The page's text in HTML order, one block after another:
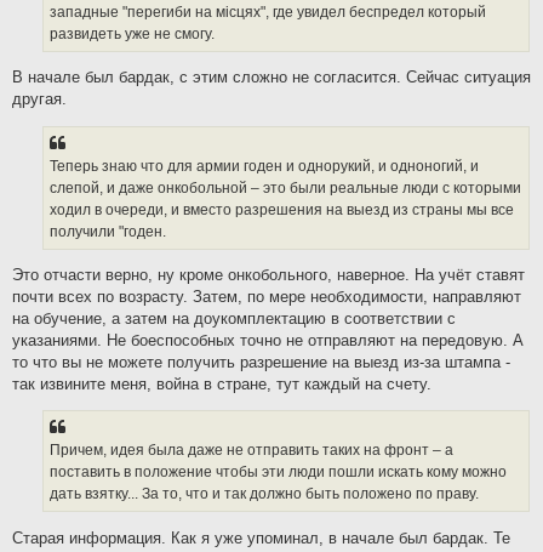
западные "перегиби на мiсцях", где увидел беспредел который
развидеть уже не смогу.
В начале был бардак, с этим сложно не согласится. Сейчас ситуация
другая.
Теперь знаю что для армии годен и однорукий, и одноногий, и
слепой, и даже онкобольной – это были реальные люди с которыми
ходил в очереди, и вместо разрешения на выезд из страны мы все
получили "годен.
Это отчасти верно, ну кроме онкобольного, наверное. На учёт ставят
почти всех по возрасту. Затем, по мере необходимости, направляют
на обучение, а затем на доукомплектацию в соответствии с
указаниями. Не боеспособных точно не отправляют на передовую. А
то что вы не можете получить разрешение на выезд из-за штампа -
так извините меня, война в стране, тут каждый на счету.
Причем, идея была даже не отправить таких на фронт – а
поставить в положение чтобы эти люди пошли искать кому можно
дать взятку... За то, что и так должно быть положено по праву.
Старая информация. Как я уже упоминал, в начале был бардак. Те